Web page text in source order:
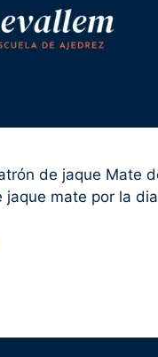
de jaque Mate
mate por la